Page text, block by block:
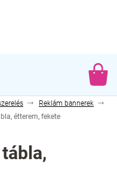
Reklám bannerek
étterem, fekete